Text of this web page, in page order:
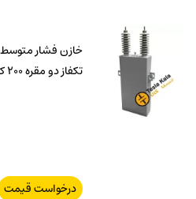
تکفاز دو مقره 200 کیلووار 11.55 کیلوولت
درخواست قیمت